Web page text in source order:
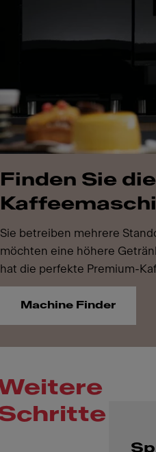
Finden Sie
Sie betreiben mehrere
möchten eine höhere
hat die perfekte Premium-
Machine Finder